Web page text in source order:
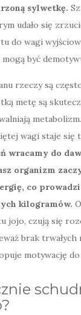
sylwetkę.
udało się
do wagi
mogą być
rzeczy są
metę są
wagi staje się
wracamy do
organizm
co
kilogramów.
jojo, czują się
brak
motywację